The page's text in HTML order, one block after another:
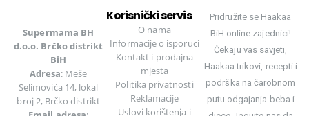
Supermama BH
d.o.o. Brčko distrikt
BiH
Adresa: Meše
Selimovića 14, lokal
broj 2, Brčko distrikt
Korisnički servis
O nama
Informacije o isporuci
Kontakt i prodajna
mjesta
Politika privatnosti
Reklamacije
Uslovi korištenja i
Pridružite se Haakaa
BiH online zajednici!
Čekaju vas savjeti,
Haakaa trikovi, recepti i
podrška na čarobnom
putu odgajanja beba i